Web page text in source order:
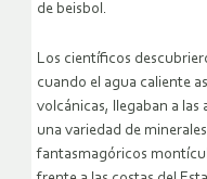
de beisbol.
Los científicos
cuando el agua caliente
volcánicas, llegaban a las
una variedad de
fantasmagóricos